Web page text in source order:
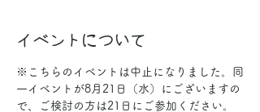
イベントについて
※こちらのイベントは中止になりました。同
一イベントが8月21日（水）にございますの
で、ご検討の方は21日にご参加ください。